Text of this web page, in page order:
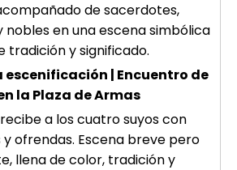
de sacerdotes,
nobles en una escena simbólica
tradición y significado.
escenificación | Encuentro de
la Plaza de Armas
a los cuatro suyos con
y ofrendas. Escena breve pero
llena de color, tradición y